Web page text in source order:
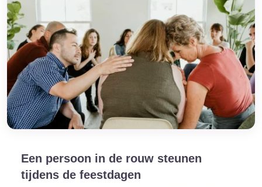
Een persoon in de rouw steunen
tijdens de feestdagen